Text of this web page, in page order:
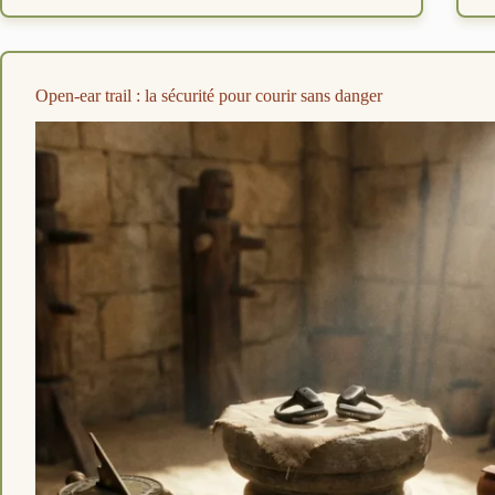
:
conduction
ville
Open-ear trail : la sécurité pour courir sans danger